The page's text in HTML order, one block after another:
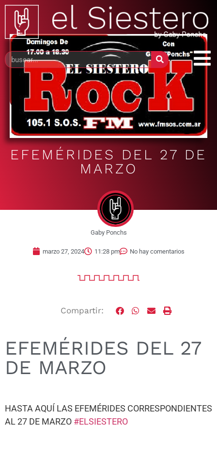
EFEMÉRIDES DEL 27 DE
MARZO
Gaby Ponchs
marzo 27, 2024 11:28 pm No hay comentarios
Compartir:
EFEMÉRIDES DEL 27
DE MARZO
HASTA AQUÍ LAS EFEMÉRIDES CORRESPONDIENTES
AL 27 DE MARZO #ELSIESTERO